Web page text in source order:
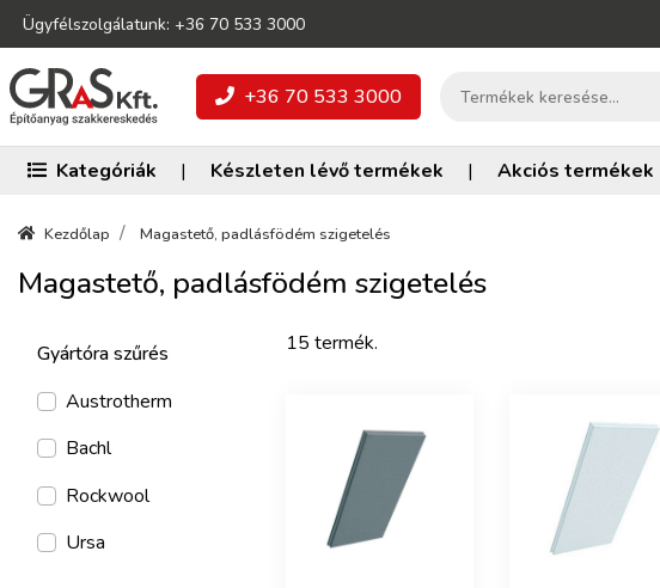
Ügyfélszolgálatunk: +36 70 533 3000
+36 70 533 3000
Kategóriák | Készleten lévő termékek | Akciós termékek
Kezdőlap Magastető, padlásfödém szigetelés
Magastető, padlásfödém szigetelés
Gyártóra szűrés
Austrotherm
Bachl
Rockwool
Ursa
15 termék.